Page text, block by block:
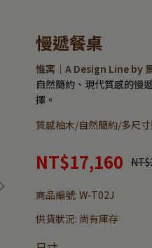
慢遞餐桌
惟寓｜A Design Line by
自然簡約、現代質感的慢
擇。
質感柚木/自然簡約/多尺
NT$17,160
商品編號: W-T02J
供貨狀況: 尚有庫存